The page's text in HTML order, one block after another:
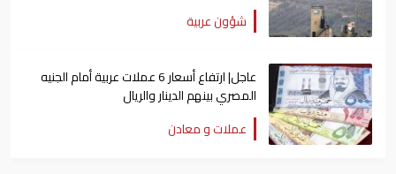
شؤون عربية
عاجل| ارتفاع أسعار 6 عملات عربية أمام الجنيه
المصري بينهم الدينار والريال
عملات و معادن